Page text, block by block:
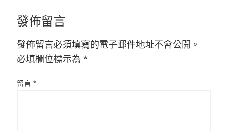
發佈留言
發佈留言必須填寫的電子郵件地址不會公開。
必填欄位標示為 *
留言 *